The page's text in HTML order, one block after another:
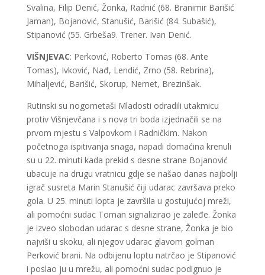
Svalina, Filip Denić, Žonka, Radnić (68. Branimir Barišić
Jaman), Bojanović, Stanušić, Barišić (84. Subašić),
Stipanović (55. Grbeša9. Trener. Ivan Denić.
VIŠNJEVAC: Perković, Roberto Tomas (68. Ante
Tomas), Ivković, Nađ, Lendić, Zrno (58. Rebrina),
Mihaljević, Barišić, Skorup, Nemet, Brezinšak.
Rutinski su nogometaši Mladosti odradili utakmicu
protiv Višnjevčana i s nova tri boda izjednačili se na
prvom mjestu s Valpovkom i Radničkim. Nakon
početnoga ispitivanja snaga, napadi domaćina krenuli
su u 22. minuti kada prekid s desne strane Bojanović
ubacuje na drugu vratnicu gdje se našao danas najbolji
igrač susreta Marin Stanušić čiji udarac završava preko
gola. U 25. minuti lopta je završila u gostujućoj mreži,
ali pomoćni sudac Toman signalizirao je zaleđe. Žonka
je izveo slobodan udarac s desne strane, Žonka je bio
najviši u skoku, ali njegov udarac glavom golman
Perković brani. Na odbijenu loptu natrčao je Stipanović
i poslao ju u mrežu, ali pomoćni sudac podignuo je